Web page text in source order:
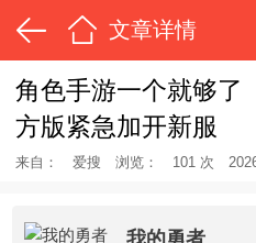
文章详情
角色手游一个就够了
方版紧急加开新服
来自： 爱搜 浏览： 101 次
我的勇者